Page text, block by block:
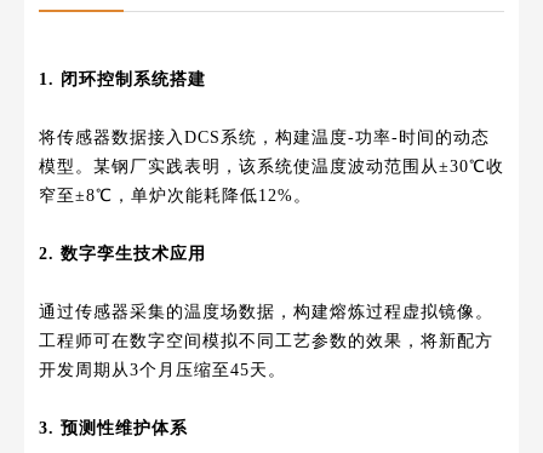
1. 闭环控制系统搭建
将传感器数据接入DCS系统，构建温度-功率-时间的动态
模型。某钢厂实践表明，该系统使温度波动范围从±30℃收
窄至±8℃，单炉次能耗降低12%。
2. 数字孪生技术应用
通过传感器采集的温度场数据，构建熔炼过程虚拟镜像。
工程师可在数字空间模拟不同工艺参数的效果，将新配方
开发周期从3个月压缩至45天。
3. 预测性维护体系